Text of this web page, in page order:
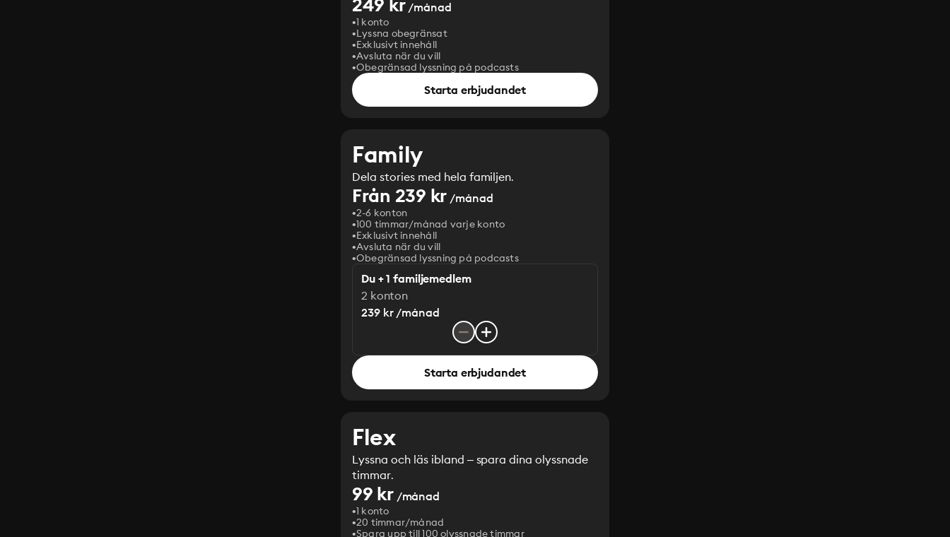
/månad
1 konto
Lyssna obegränsat
Exklusivt innehåll
Avsluta när du vill
Obegränsad lyssning på podcasts
Starta erbjudandet
Family
Dela stories med hela familjen.
Från 239 kr /månad
2-6 konton
100 timmar/månad varje konto
Exklusivt innehåll
Avsluta när du vill
Obegränsad lyssning på podcasts
Du + 1 familjemedlem
2 konton
239 kr /månad
Starta erbjudandet
Flex
Lyssna och läs ibland – spara dina olyssnade
timmar.
99 kr/månad
1 konto
20 timmar/månad
Spara upp till 100 olyssnade timmar